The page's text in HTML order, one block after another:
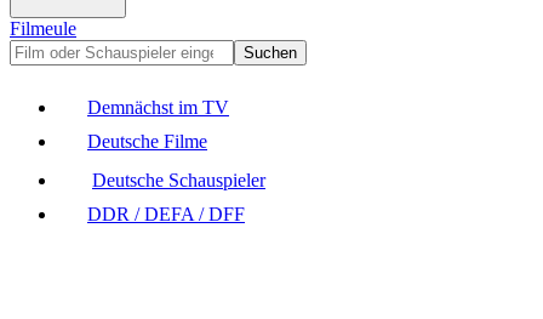
Filmeule
Suchen
Demnächst im TV
Deutsche Filme
Deutsche Schauspieler
DDR / DEFA / DFF